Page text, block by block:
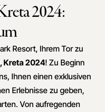
2024:
Resort, Ihrem Tor zu
Kreta 2024! Zu Beginn
Ihnen einen exklusiven
Erlebnisse zu geben,
Von aufregenden